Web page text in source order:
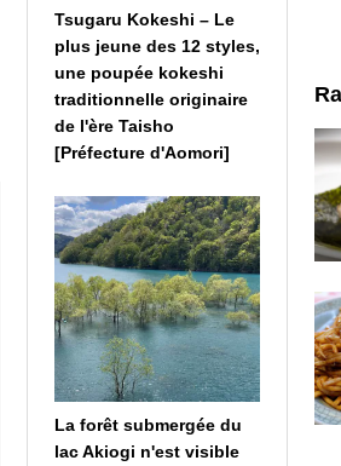
Tsugaru Kokeshi – Le
plus jeune des 12 styles,
une poupée kokeshi
traditionnelle originaire
de l'ère Taisho
[Préfecture d'Aomori]
La forêt submergée du
lac Akiogi n'est visible